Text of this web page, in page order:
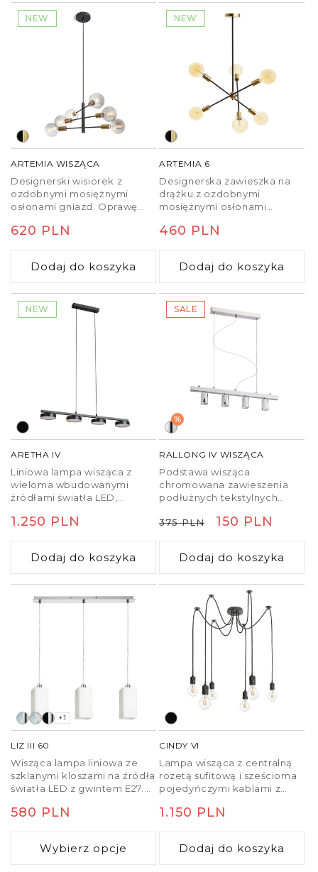
NEW
ARTEMIA WISZĄCA
Designerski wisiorek z
ozdobnymi mosiężnymi
osłonami gniazd. Oprawę
regulację ramion w osi
trzonkiem E27.
Cena
regularna
620 PLN
Dodaj do koszyka
NEW
ARTEMIA 6
Designerska zawieszka na
drążku z ozdobnymi
mosiężnymi osłonami
kształtować poprzez
trzonkiem E27.
Cena
regularna
460 PLN
Dodaj do koszyka
NEW
ARETHA IV
Liniowa lampa wisząca z
wieloma wbudowanymi
źródłami światła LED,
jednym kierunku.
Cena
regularna
1.250 PLN
Dodaj do koszyka
SALE
%
RALLONG IV WISZĄCA
Podstawa wisząca
chromowana zawieszenia
podłużnych tekstylnych
LOPE 80.
Cena
regularna
375 PLN
Cena
promocyjna
150 PLN
Dodaj do koszyka
+1
LIZ III 60
Wisząca lampa liniowa ze
szklanymi kloszami na źródła
światła LED z gwintem E27.
umieszczenia nad stołem
Cena
regularna
580 PLN
Wybierz opcje
CINDY VI
Lampa wisząca z centralną
rozetą sufitową i sześcioma
pojedyńczymi kablami z
wyposażone w sufitowe
odległości od rozety.
Długość kabla 2 m.
Cena
regularna
1.150 PLN
Dodaj do koszyka